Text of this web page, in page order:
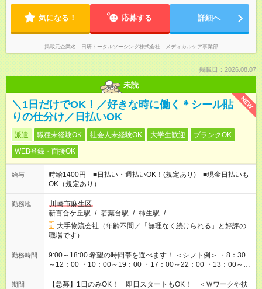
気になる！ 応募する 詳細へ
掲載元企業名 日研トータルソーシング株式会社 メディカルケア事業部
掲載日：2026.08.07
未読
NEW
＼1日だけでOK！／好きな時に働く＊シール貼
りの仕分け／日払いOK
派遣 職種未経験OK 社会人未経験OK 大学生歓迎
ブランクOK
WEB登録・面接OK
給与
時給1400円 ■日払い・週払いOK！(規定あり) ■現金日払いも
OK（規定あり）
勤務地
川崎市麻生区
新百合ケ丘駅 / 若葉台駅 / 柿生駅 / …
大手物流会社（年齢不問／「無理なく続けられる」と好評の
職場です）
勤務時間
9:00～18:00 希望の時間帯を選べます！ ＜シフト例＞ ・8：30
～12：00 ・10：00～19：00 ・17：00～22：00 ・13：00～
22：00 ・22：00～翌6：00 など
期間
【急募】1日のみOK！ 即日スタートもOK！ ＜Ｗワークや扶